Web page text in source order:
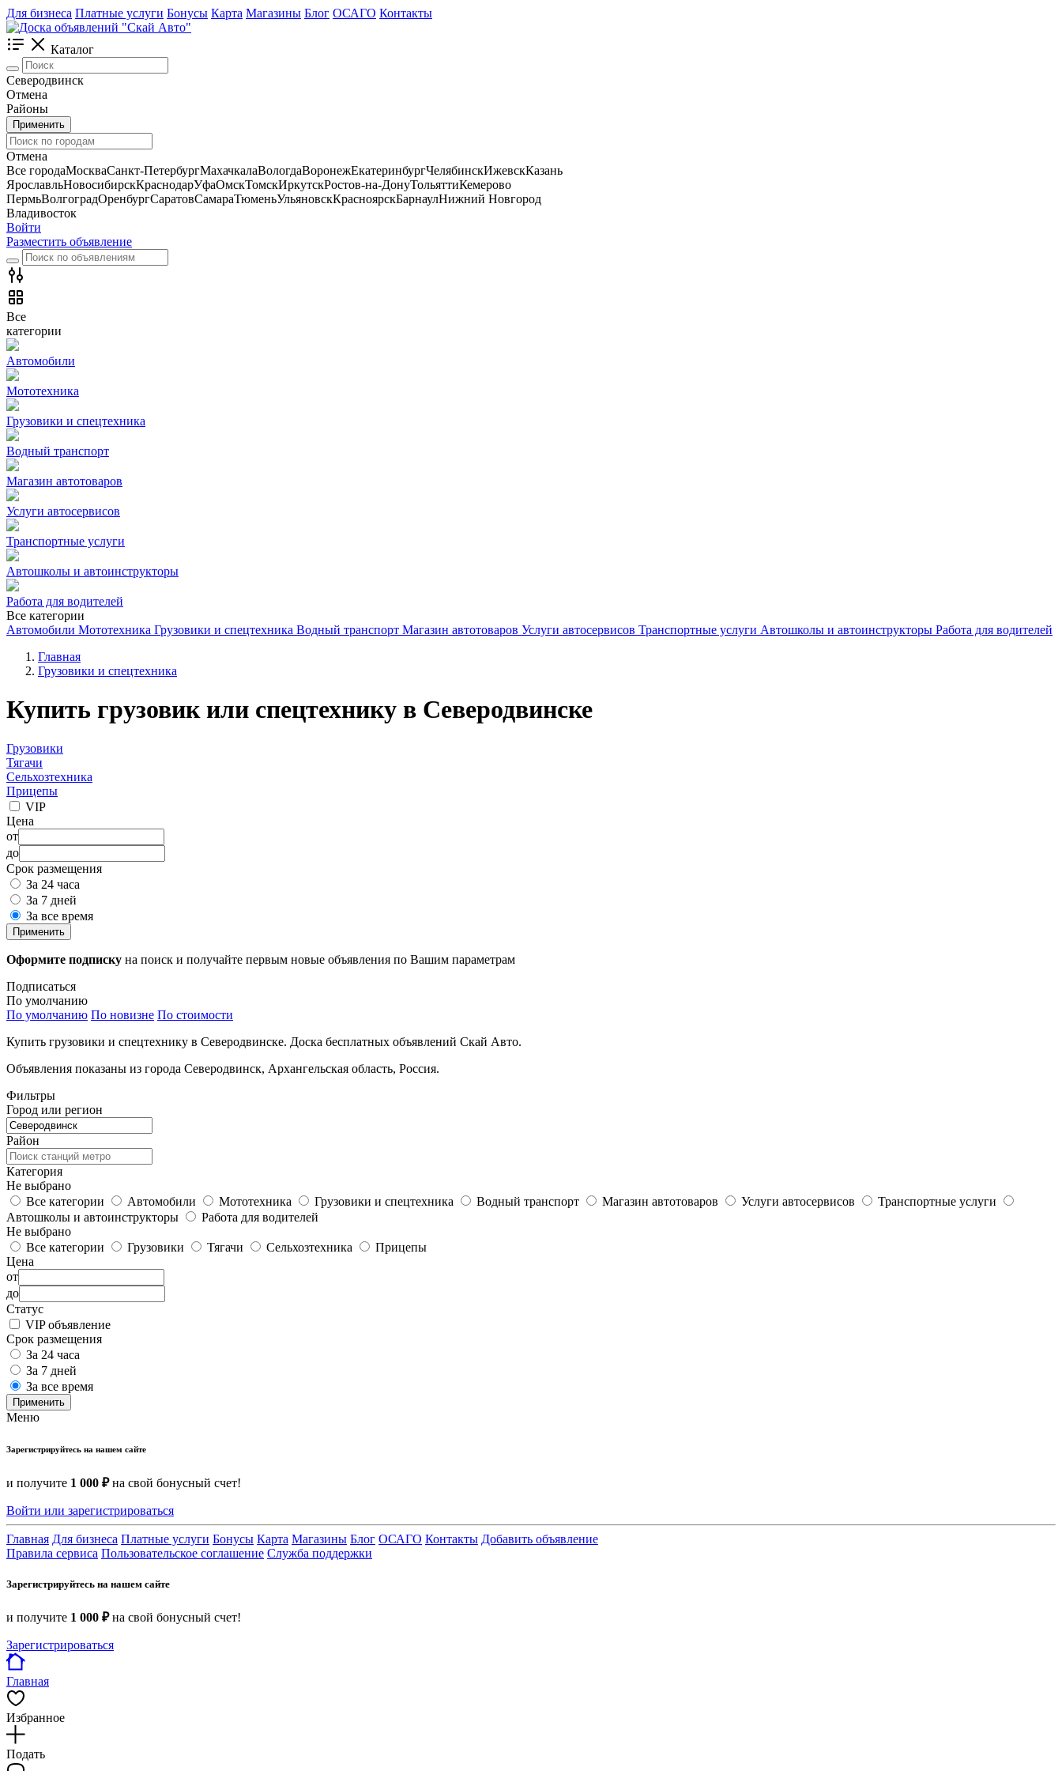
Для бизнеса Платные услуги Бонусы Карта Магазины Блог ОСАГО Контакты
Каталог
Северодвинск
Отмена
Районы
Применить
Отмена
Все городаМоскваСанкт-ПетербургМахачкалаВологдаВоронежЕкатеринбургЧелябинскИжевскКазань
ЯрославльНовосибирскКраснодарУфаОмскТомскИркутскРостов-на-ДонуТольяттиКемерово
ПермьВолгоградОренбургСаратовСамараТюменьУльяновскКрасноярскБарнаулНижний Новгород
Владивосток
Войти
Разместить объявление
Все
категории
Автомобили
Мототехника
Грузовики и спецтехника
Водный транспорт
Магазин автотоваров
Услуги автосервисов
Транспортные услуги
Автошколы и автоинструкторы
Работа для водителей
Все категории
Автомобили Мототехника Грузовики и спецтехника Водный транспорт Магазин автотоваров Услуги автосервисов Транспортные услуги Автошколы и автоинструкторы Работа для водителей
Главная
Грузовики и спецтехника
Купить грузовик или спецтехнику в Северодвинске
Грузовики
Тягачи
Сельхозтехника
Прицепы
VIP
Цена
от
до
Срок размещения
За 24 часа
За 7 дней
За все время
Применить
Оформите подписку на поиск и получайте первым новые объявления по Вашим параметрам
Подписаться
По умолчанию
По умолчанию По новизне По стоимости
Купить грузовики и спецтехнику в Северодвинске. Доска бесплатных объявлений Скай Авто.
Объявления показаны из города Северодвинск, Архангельская область, Россия.
Фильтры
Город или регион
Район
Категория
Не выбрано
Все категории
Автомобили Мототехника Грузовики и спецтехника Водный транспорт Магазин автотоваров Услуги автосервисов
Транспортные услуги
Автошколы и автоинструкторы
Работа для водителей
Не выбрано
Все категории
Грузовики Тягачи Сельхозтехника
Прицепы
Цена
от
до
Статус
VIP объявление
Срок размещения
За 24 часа
За 7 дней
За все время
Применить
Меню
Зарегистрируйтесь на нашем сайте
и получите 1 000 ₽на свой бонусный счет!
Войти или зарегистрироваться
Главная Для бизнеса Платные услуги Бонусы Карта Магазины Блог ОСАГО Контакты Добавить объявление
Правила сервиса Пользовательское соглашение Служба поддержки
Зарегистрируйтесь на нашем сайте
и получите 1 000 ₽на свой бонусный счет!
Зарегистрироваться
Главная
Избранное
Подать